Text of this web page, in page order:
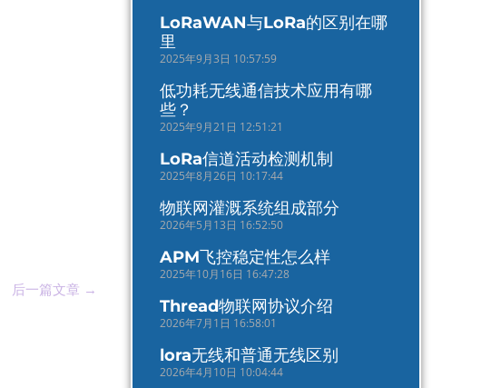
后一篇文章 →
LoRaWAN与LoRa的区别在哪
里
2025年9月3日 10:57:59
低功耗无线通信技术应用有哪
些？
2025年9月21日 12:51:21
LoRa信道活动检测机制
2025年8月26日 10:17:44
物联网灌溉系统组成部分
2026年5月13日 16:52:50
APM飞控稳定性怎么样
2025年10月16日 16:47:28
Thread物联网协议介绍
2026年7月1日 16:58:01
lora无线和普通无线区别
2026年4月10日 10:04:44